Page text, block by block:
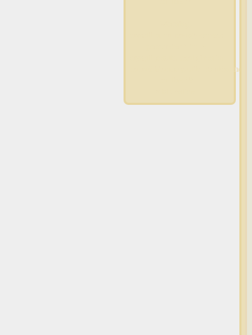
/home/dicionar/public_html/online.php